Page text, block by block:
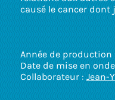
causé le cancer dont
Année de production
Date de mise en
Collaborateur : Jean-